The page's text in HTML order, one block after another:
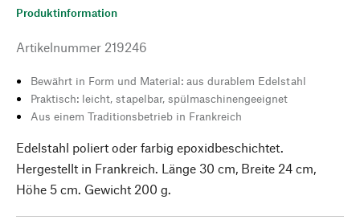
Produktinformation
Artikelnummer 219246
Bewährt in Form und Material: aus durablem Edelstahl
Praktisch: leicht, stapelbar, spülmaschinengeeignet
Aus einem Traditionsbetrieb in Frankreich
Edelstahl poliert oder farbig epoxidbeschichtet.
Hergestellt in Frankreich. Länge 30 cm, Breite 24 cm,
Höhe 5 cm. Gewicht 200 g.